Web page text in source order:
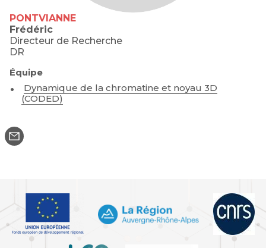
PONTVIANNE
Frédéric
Directeur de Recherche
DR
Équipe
Dynamique de la chromatine et noyau 3D
(CODED)